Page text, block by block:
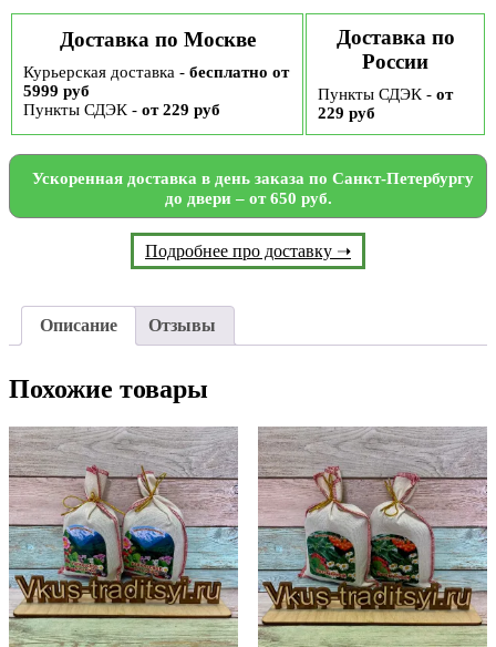
Доставка по Москве
Курьерская доставка - бесплатно от
5999 руб
Пункты СДЭК - от 229 руб
Доставка по
России
Пункты СДЭК - от
229 руб
Ускоренная доставка в день заказа по Санкт-Петербургу
до двери – от 650 руб.
Подробнее про доставку ➝
Описание Отзывы
Похожие товары